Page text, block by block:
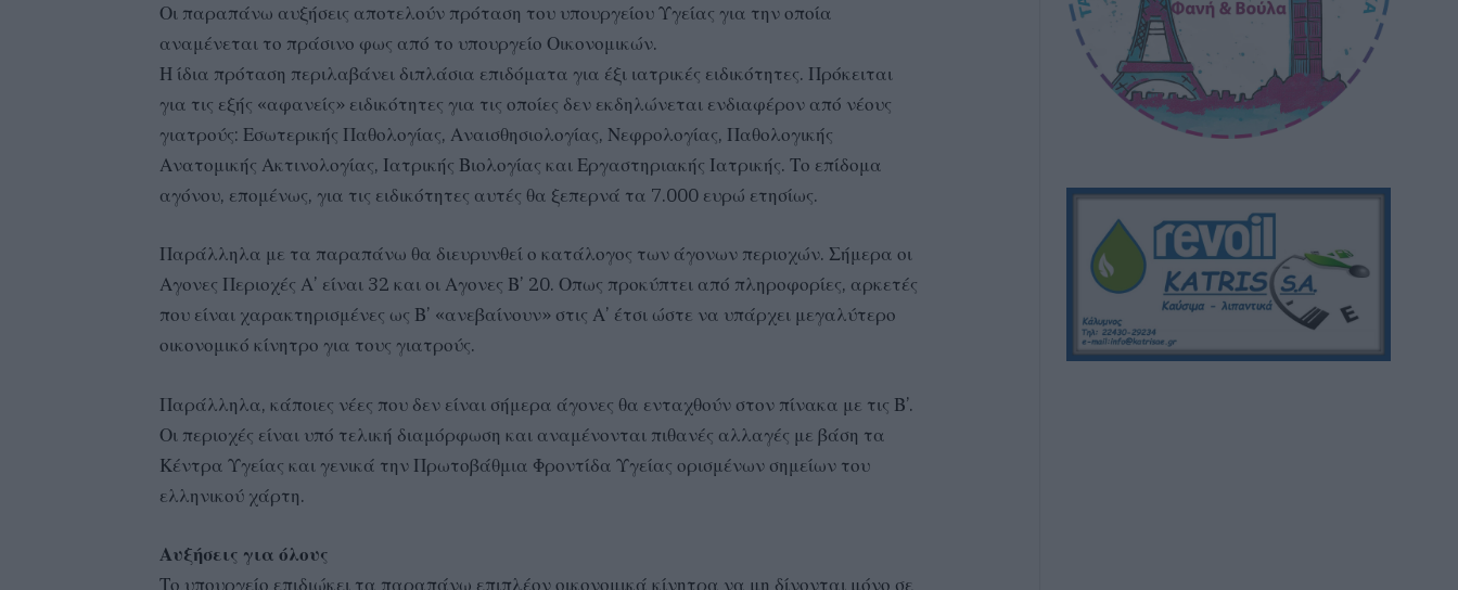
Οι παραπάνω αυξήσεις αποτελούν πρόταση του υπουργείου Υγείας για την οποία
αναμένεται το πράσινο φως από το υπουργείο Οικονομικών.
Η ίδια πρόταση περιλαβάνει διπλάσια επιδόματα για έξι ιατρικές ειδικότητες. Πρόκειται
για τις εξής «αφανείς» ειδικότητες για τις οποίες δεν εκδηλώνεται ενδιαφέρον από νέους
γιατρούς: Εσωτερικής Παθολογίας, Αναισθησιολογίας, Νεφρολογίας, Παθολογικής
Ανατομικής Ακτινολογίας, Ιατρικής Βιολογίας και Εργαστηριακής Ιατρικής. Το επίδομα
αγόνου, επομένως, για τις ειδικότητες αυτές θα ξεπερνά τα 7.000 ευρώ ετησίως.
Παράλληλα με τα παραπάνω θα διευρυνθεί ο κατάλογος των άγονων περιοχών. Σήμερα οι
Αγονες Περιοχές Α’ είναι 32 και οι Αγονες Β’ 20. Οπως προκύπτει από πληροφορίες, αρκετές
που είναι χαρακτηρισμένες ως Β’ «ανεβαίνουν» στις Α’ έτσι ώστε να υπάρχει μεγαλύτερο
οικονομικό κίνητρο για τους γιατρούς.
Παράλληλα, κάποιες νέες που δεν είναι σήμερα άγονες θα ενταχθούν στον πίνακα με τις Β’.
Οι περιοχές είναι υπό τελική διαμόρφωση και αναμένονται πιθανές αλλαγές με βάση τα
Κέντρα Υγείας και γενικά την Πρωτοβάθμια Φροντίδα Υγείας ορισμένων σημείων του
ελληνικού χάρτη.
Αυξήσεις για όλους
Το υπουργείο επιδιώκει τα παραπάνω επιπλέον οικονομικά κίνητρα να μη δίνονται μόνο σε